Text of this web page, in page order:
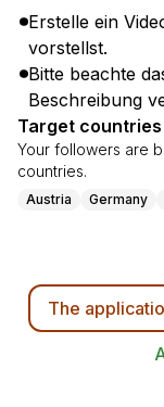
Erstelle ein
vorstellst.
Bitte beachte
Beschreibung
Target countries
Your followers are
countries.
Austria Germany
The